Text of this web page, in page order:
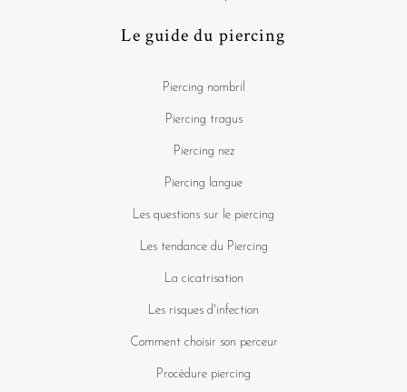
Le guide du piercing
Piercing nombril
Piercing tragus
Piercing nez
Piercing langue
Les questions sur le piercing
Les tendance du Piercing
La cicatrisation
Les risques d'infection
Comment choisir son perceur
Procédure piercing